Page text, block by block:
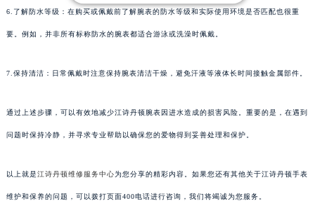
6.了解防水等级：在购买或佩戴前了解腕表的防水等级和实际使用环境是否匹配也很重
要。例如，并非所有标称防水的腕表都适合游泳或洗澡时佩戴。
7.保持清洁：日常佩戴时注意保持腕表清洁干燥，避免汗液等液体长时间接触金属部件。
通过上述步骤，可以有效地减少江诗丹顿腕表因进水造成的损害风险。重要的是，在遇到
问题时保持冷静，并寻求专业帮助以确保您的爱物得到妥善处理和保护。
以上就是江诗丹顿维修服务中心为您分享的精彩内容。如果您还有其他关于江诗丹顿手表
维护和保养的问题，可以拨打页面400电话进行咨询，我们将竭诚为您服务。